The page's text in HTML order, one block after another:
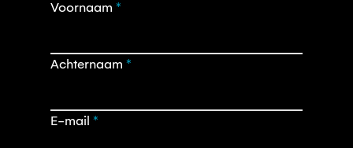
Opt-
Voornaam *
Achternaam *
E-mail *